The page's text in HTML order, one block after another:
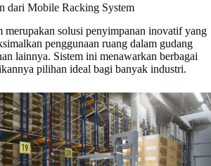
dari Mobile Racking System
solusi penyimpanan inovatif yang
penggunaan ruang dalam gudang
lainnya. Sistem ini menawarkan berbagai
pilihan ideal bagi banyak industri.